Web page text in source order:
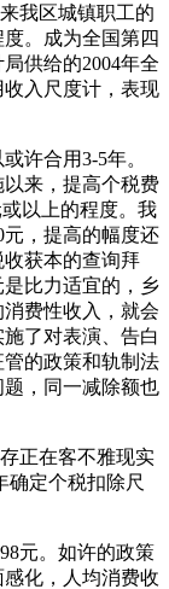
我区城镇职工的
。成为全国第四
供给的2004年全
收入尺度计，表现
许合用3-5年。
以来，提高个税费
以上的程度。我
，提高的幅度还
获本的查询拜
比力适宜的，乡
费性收入，就会
了对表演、告白
的政策和轨制法
，同一减除额也
正在客不雅现实
确定个税扣除尺
元。如许的政策
化，人均消费收